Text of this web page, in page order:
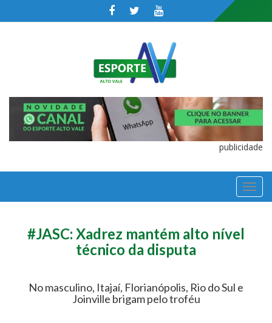
publicidade
#JASC: Xadrez mantém alto nível
técnico da disputa
No masculino, Itajaí, Florianópolis, Rio do Sul e
Joinville brigam pelo troféu